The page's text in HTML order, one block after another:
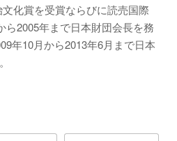
化賞を受賞ならびに読売国際
ら2005年まで日本財団会長を務
年10月から2013年6月まで日本